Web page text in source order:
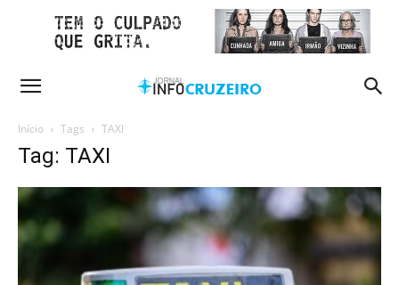
Início Tags TAXI
Tag: TAXI